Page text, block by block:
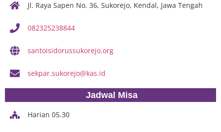
Jl. Raya Sapen No. 36, Sukorejo, Kendal, Jawa Tengah
082325238844
santoisidorussukorejo.org
sekpar.sukorejo@kas.id
Jadwal Misa
Harian 05.30